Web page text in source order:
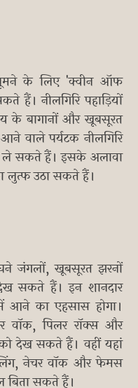
के लिए 'क्वीन ऑफ
हैं। नीलगिरि पहाड़ियों
के बागानों और खूबसूरत
वाले पर्यटक नीलगिरि
ले सकते हैं। इसके अलावा
लुत्फ उठा सकते हैं।
जंगलों, खूबसूरत झरनों
सकते हैं। इन शानदार
आने का एहसास होगा।
वॉक, पिलर रॉक्स और
देख सकते हैं। वहीं यहां
नेचर वॉक और फेमस
बिता सकते हैं।